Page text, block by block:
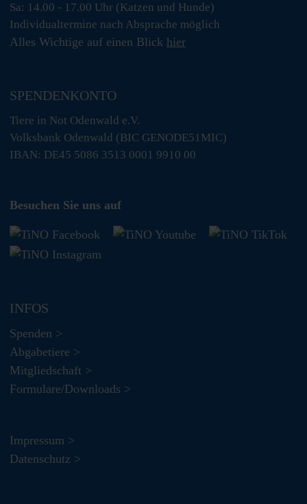
Sa: 14.00 - 17.00 Uhr (Katzen und Hunde)
Individualtermine nach Absprache möglich
Alles Wichtige auf einen Blick hier
SPENDENKONTO
Tiere in Not Odenwald e.V.
Volksbank Odenwald (BIC GENODE51MIC)
IBAN: DE45 5086 3513 0001 9910 00
Besuchen Sie uns auf
INFOS
Spenden >
Abgabetiere >
Mitgliedschaft >
Formulare/Downloads >
Impressum >
Datenschutz >